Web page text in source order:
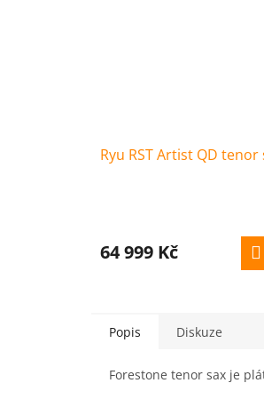
Ryu RST Artist QD
64 999 Kč
Popis Diskuze
Forestone tenor sax je